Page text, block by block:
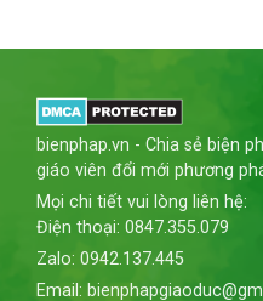
bienphap.vn - Chia sẻ biện
giáo viên đổi mới phương
Mọi chi tiết vui lòng liên hệ:
Điện thoại: 0847.355.079
Zalo: 0942.137.445
Email: